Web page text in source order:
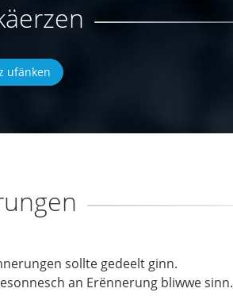
ufänken
sollte gedeelt ginn.
an Erënnerung bliwwe sinn.